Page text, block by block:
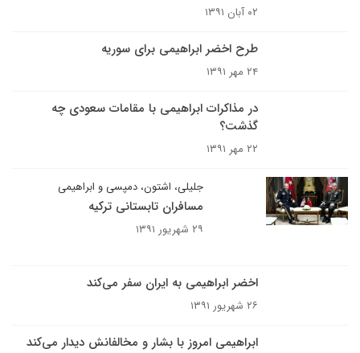
۰۲ آبان ۱۳۹۱
طرح اخضر ابراهیمی برای سوریه
۲۴ مهر ۱۳۹۱
در مذاکرات ابراهیمی با مقامات سعودی چه
گذشت؟
۲۲ مهر ۱۳۹۱
جلیلی، اشتون، دمپسی و ابراهیمی
مسافران تابستانی ترکیه
۲۹ شهریور ۱۳۹۱
اخضر ابراهیمی به ایران سفر می‌کند
۲۶ شهریور ۱۳۹۱
ابراهیمی امروز با بشار و مخالفانش دیدار می‌کند